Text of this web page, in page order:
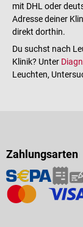
mit DHL oder
Adresse deiner
direkt dorthin.
Du suchst nach
Klinik? Unter
Leuchten,
Zahlungsarten